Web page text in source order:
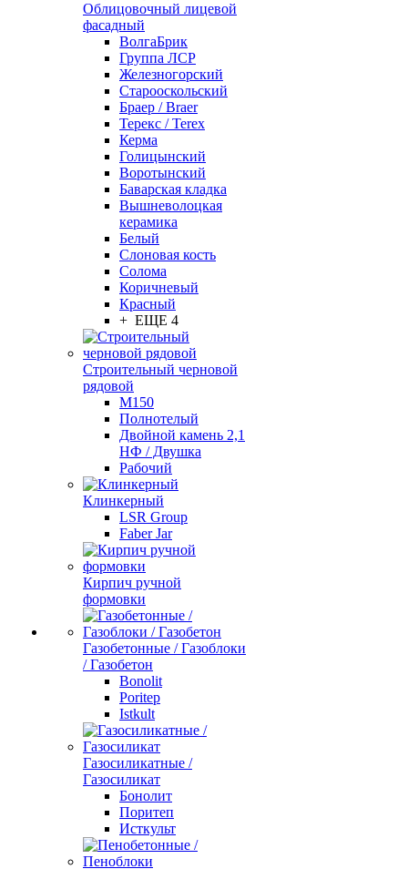
Облицовочный лицевой
фасадный
ВолгаБрик
Группа ЛСР
Железногорский
Старооскольский
Браер / Braer
Терекс / Terex
Керма
Голицынский
Воротынский
Баварская кладка
Вышневолоцкая
керамика
Белый
Слоновая кость
Солома
Коричневый
Красный
+ ЕЩЕ 4
Строительный черновой
рядовой
М150
Полнотелый
Двойной камень 2,1
НФ / Двушка
Рабочий
Клинкерный
LSR Group
Faber Jar
Кирпич ручной
формовки
Газобетонные / Газоблоки
/ Газобетон
Bonolit
Poritep
Istkult
Газосиликатные /
Газосиликат
Бонолит
Поритеп
Исткульт